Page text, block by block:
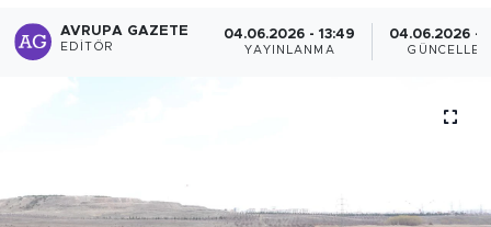
AVRUPA GAZETE
EDITÖR
04.06.2026 - 13:49
YAYINLANMA
04.06.2026 -